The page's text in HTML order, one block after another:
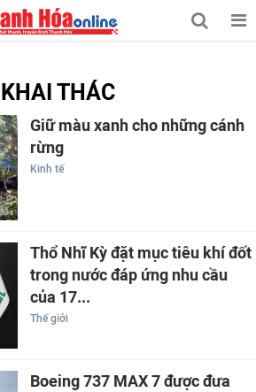
KHAI THÁC
Giữ màu xanh cho những cánh
rừng
Kinh tế
Thổ Nhĩ Kỳ đặt mục tiêu khí đốt
trong nước đáp ứng nhu cầu
của 17...
Thế giới
Boeing 737 MAX 7 được đưa